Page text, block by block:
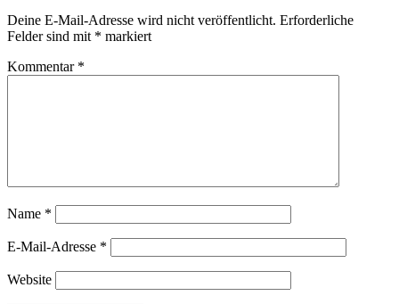
Deine E-Mail-Adresse wird nicht veröffentlicht. Erforderliche
Felder sind mit * markiert
Kommentar *
Name *
E-Mail-Adresse *
Website